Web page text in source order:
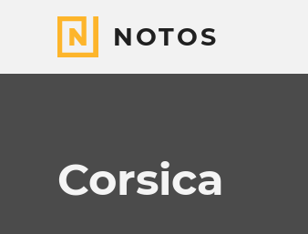
NOTOS
Corsica